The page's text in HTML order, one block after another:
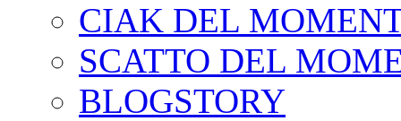
CIAK DEL
SCATTO DEL
BLOGSTORY